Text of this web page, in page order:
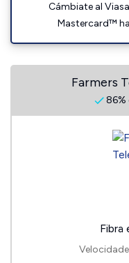
Cámbiate al
Mastercard™
Farmers
86%
Fibra